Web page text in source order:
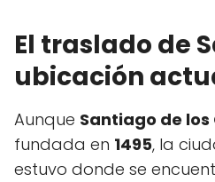
El traslado de
ubicación
Aunque Santiago de
fundada en 1495, la
estuvo donde se